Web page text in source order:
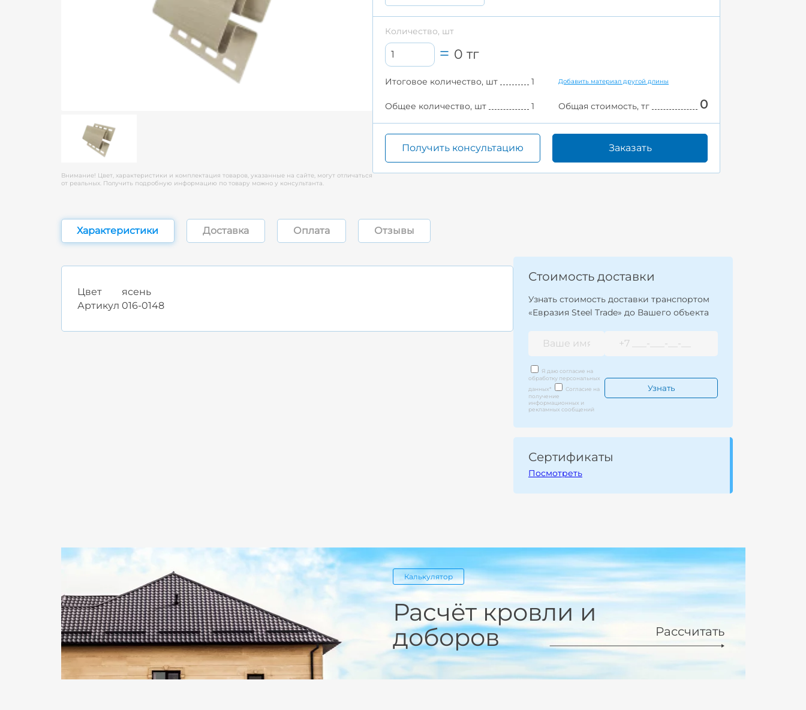
Внимание! Цвет, характеристики и комплектация товаров, указанные на сайте, могут отличаться
от реальных. Получить подробную информацию по товару можно у консультанта.
Количество, шт
0 тг
Итоговое количество, шт 1 Добавить материал другой длины
Общее количество, шт 1 Общая стоимость, тг 0
Получить консультацию Заказать
Характеристики Доставка Оплата Отзывы
Цвет
ясень
Артикул 016-0148
Стоимость доставки
Узнать стоимость доставки транспортом
«Евразия Steel Trade» до Вашего объекта
Я даю согласие на
обработку персональных
данных*
Согласие на
получение
информационных и
рекламных сообщений
Сертификаты
Посмотреть
Калькулятор
Расчёт кровли и
доборов
Рассчитать